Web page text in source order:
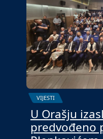
VIJESTI
U Orašju
predvođeno